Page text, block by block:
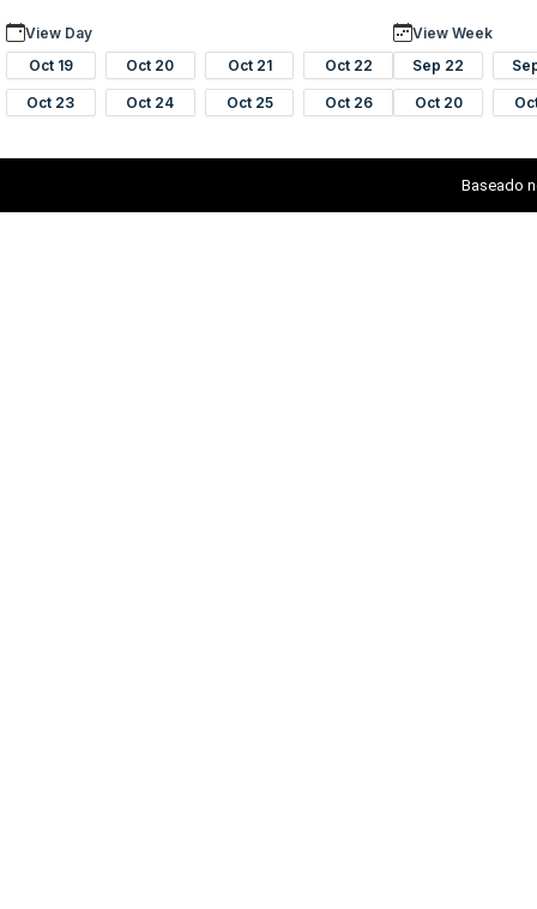
View Day
Oct 19
Oct 20 Oct 21 Oct 22
Oct 23 Oct 24 Oct 25 Oct 26
View Week
Sep 22
Oct 20
Baseado